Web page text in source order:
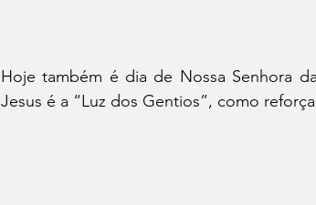
Hoje também é dia de Nossa Senhora
Jesus é a “Luz dos Gentios”, como